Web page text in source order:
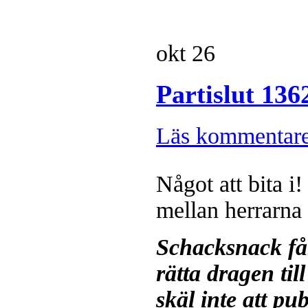
Jonas Dahlgren
okt26
Partislut
Läs
Något att bita i!
mellan
Schacksnack
rätta dragen
skäl inte att